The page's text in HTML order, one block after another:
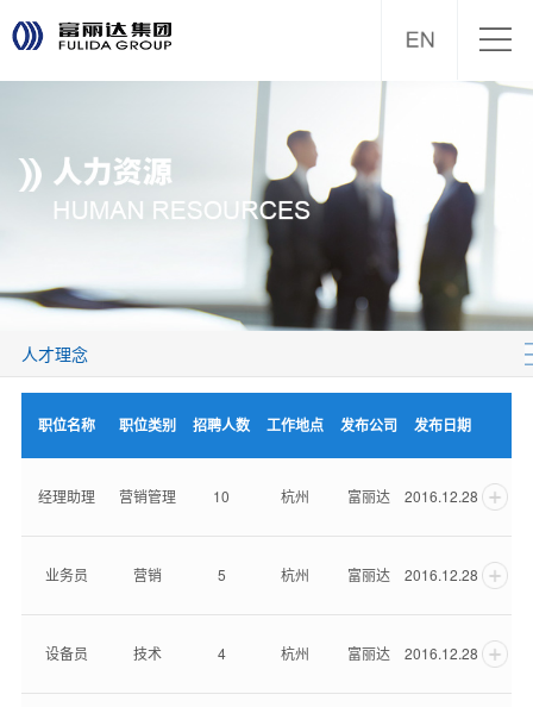
人才理念
职位名称 职位类别 招聘人数 工作地点 发布公司 发布日期
经理助理 营销管理 10 杭州 富丽达 2016.12.28
业务员 营销 5 杭州 富丽达 2016.12.28
设备员 技术 4 杭州 富丽达 2016.12.28